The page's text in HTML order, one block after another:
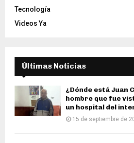
Tecnología
Videos Ya
Últimas Noticias
¿Dónde está Juan
hombre que fue
un hospital del
15 de septiembre de